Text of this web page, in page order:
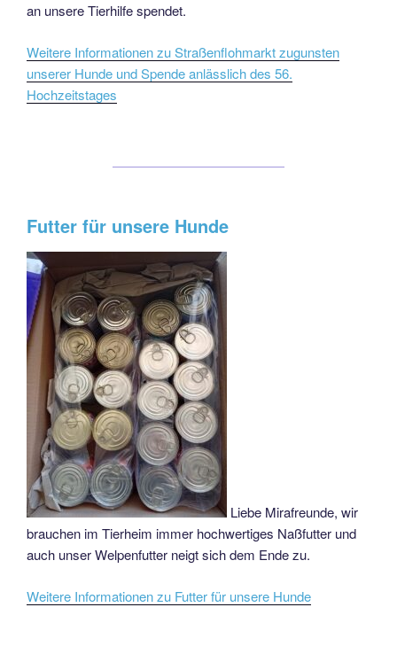
an unsere Tierhilfe spendet.
Weitere Informationen zu Straßenflohmarkt zugunsten
unserer Hunde und Spende anlässlich des 56.
Hochzeitstages
Futter für unsere Hunde
Liebe Mirafreunde, wir
brauchen im Tierheim immer hochwertiges Naßfutter und
auch unser Welpenfutter neigt sich dem Ende zu.
Weitere Informationen zu Futter für unsere Hunde